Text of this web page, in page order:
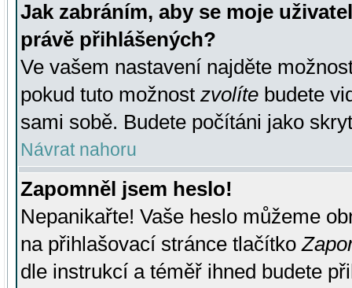
Jak zabráním, aby se moje
právě přihlášených?
Ve vašem nastavení najděte
pokud tuto možnost zvolíte budete
sami sobě. Budete počítáni jako
Návrat nahoru
Zapomněl jsem heslo!
Nepanikařte! Vaše heslo můžeme
na přihlašovací stránce tlačítko
dle instrukcí a téměř ihned budete